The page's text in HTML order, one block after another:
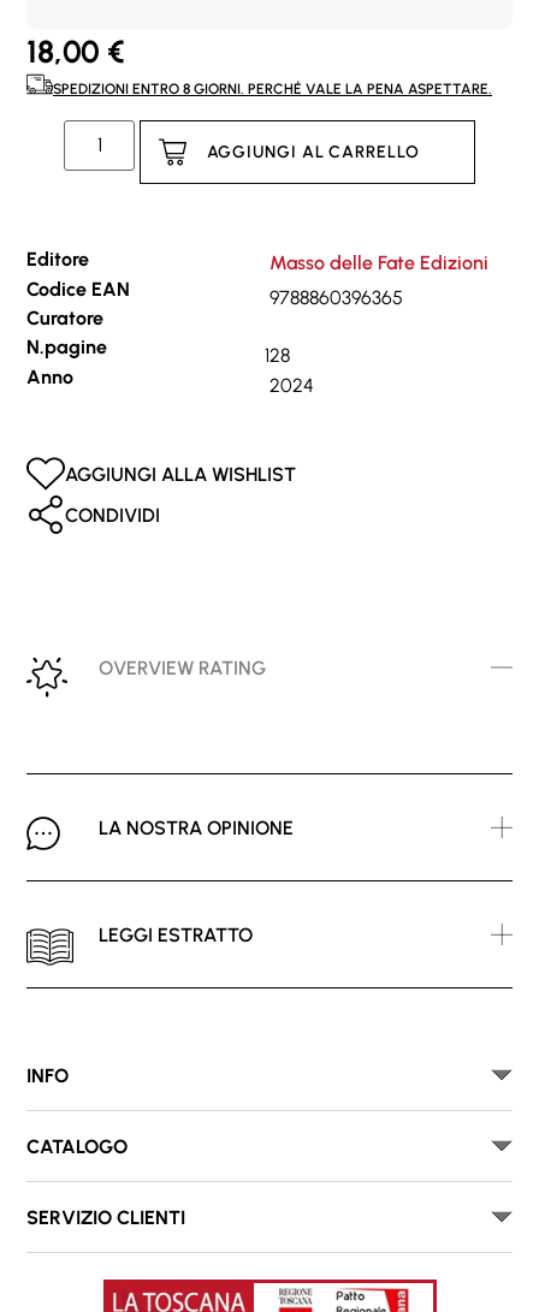
18,00 €
SPEDIZIONI ENTRO 8 GIORNI. PERCHÉ VALE LA PENA ASPETTARE.
AGGIUNGI AL CARRELLO
Editore
Masso delle Fate Edizioni
Codice EAN
9788860396365
Curatore
N.pagine
128
Anno
2024
AGGIUNGI ALLA WISHLIST
CONDIVIDI
OVERVIEW RATING
LA NOSTRA OPINIONE
LEGGI ESTRATTO
INFO
CATALOGO
SERVIZIO CLIENTI